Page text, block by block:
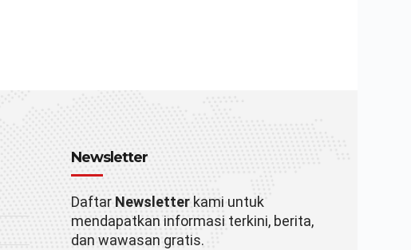
Newsletter
Daftar Newsletterkami untuk
mendapatkan informasi terkini, berita,
dan wawasan gratis.